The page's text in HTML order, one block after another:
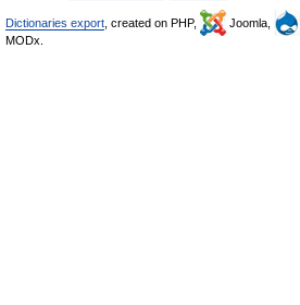
Dictionaries export , created on PHP, Joomla,
MODx.